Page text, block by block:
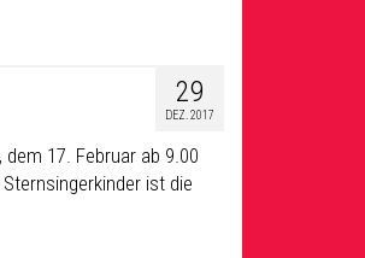
29
DEZ. 2017
17. Februar ab 9.00
ist die